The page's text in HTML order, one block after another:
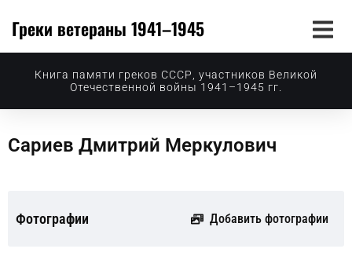
Греки ветераны 1941–1945
Книга памяти греков СССР, участников Великой
Отечественной войны 1941–1945 гг.
Сариев Дмитрий Меркулович
Фотографии Добавить фотографии